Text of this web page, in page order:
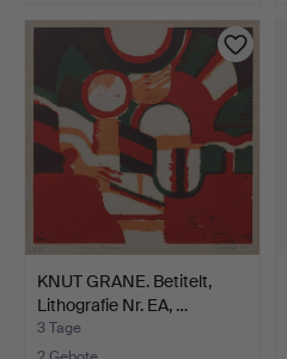
KNUT GRANE. Betitelt,
Lithografie Nr. EA, …
3 Tage